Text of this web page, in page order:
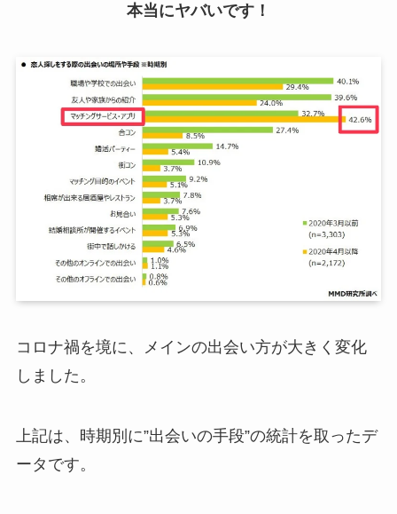
本当にヤバいです！
コロナ禍を境に、メインの出会い方が大きく変化
しました。
上記は、時期別に”出会いの手段”の統計を取ったデ
ータです。